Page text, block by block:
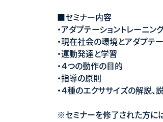
■セミナー内容
・アダプテーショントレーニン
・現在社会の環境とアダプテ
・運動発達と学習
・４つの動作の目的
・指導の原則
・４種のエクササイズの解説、
※セミナーを修了された方に